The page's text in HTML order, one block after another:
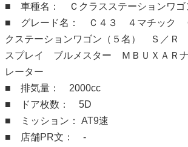
■ 車種名： Ｃクラスステーションワゴ
■ グレード名： Ｃ４３ ４マチック
クステーションワゴン（５名） Ｓ／Ｒ
スプレイ ブルメスター ＭＢＵＸＡＲ
レーター
■ 排気量： 2000cc
■ ドア枚数： 5D
■ ミッション： AT9速
■ 店舗PR文： -